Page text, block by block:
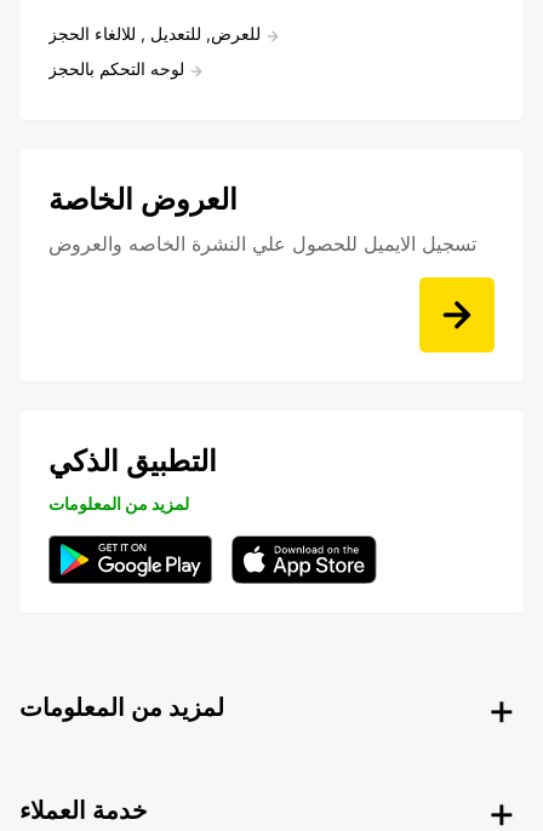
للعرض, للتعديل , للالغاء الحجز
لوحه التحكم بالحجز
العروض الخاصة
تسجيل الايميل للحصول علي النشرة الخاصه والعروض
التطبيق الذكي
لمزيد من المعلومات
لمزيد من المعلومات
خدمة العملاء